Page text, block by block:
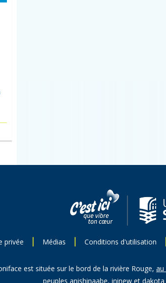
privée Médias Conditions d'utilisation
est située sur le bord de la rivière Rouge,
peuples anishinaabe, ininew et